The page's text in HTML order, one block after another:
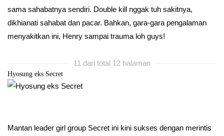
sama sahabatnya sendiri. Double kill nggak tuh sakitnya,
dikhianati sahabat dan pacar. Bahkan, gara-gara pengalaman
menyakitkan ini, Henry sampai trauma loh guys!
11 dari total 12 halaman
Hyosung eks Secret
Mantan leader girl group Secret ini kini sukses dengan merintis